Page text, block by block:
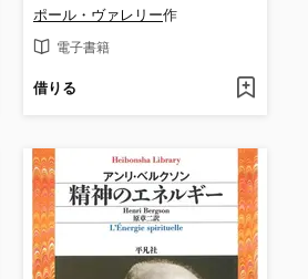
ポール・ヴァレリー作
電子書籍
借りる